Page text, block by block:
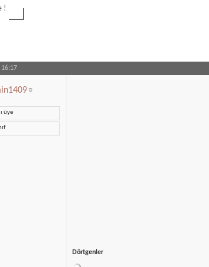
!
16:17
üye
Dörtgenler